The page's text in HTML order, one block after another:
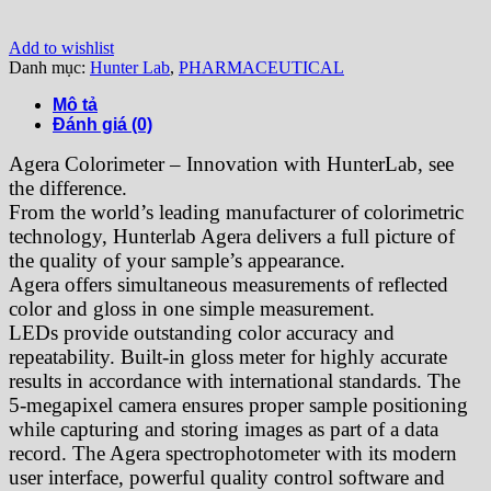
Add to wishlist
Danh mục: Hunter Lab, PHARMACEUTICAL
Mô tả
Đánh giá (0)
Agera Colorimeter – Innovation with HunterLab, see
the difference.
From the world’s leading manufacturer of colorimetric
technology, Hunterlab Agera delivers a full picture of
the quality of your sample’s appearance.
Agera offers simultaneous measurements of reflected
color and gloss in one simple measurement.
LEDs provide outstanding color accuracy and
repeatability. Built-in gloss meter for highly accurate
results in accordance with international standards. The
5-megapixel camera ensures proper sample positioning
while capturing and storing images as part of a data
record. The Agera spectrophotometer with its modern
user interface, powerful quality control software and